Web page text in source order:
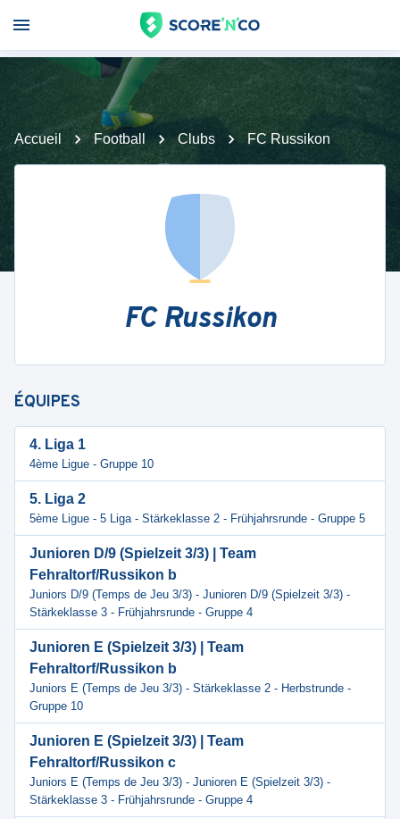
Accueil Football Clubs FC Russikon
FC Russikon
ÉQUIPES
4. Liga 1
4ème Ligue - Gruppe 10
5. Liga 2
5ème Ligue - 5 Liga - Stärkeklasse 2 - Frühjahrsrunde - Gruppe 5
Junioren D/9 (Spielzeit 3/3) | Team
Fehraltorf/Russikon b
Juniors D/9 (Temps de Jeu 3/3) - Junioren D/9 (Spielzeit 3/3) -
Stärkeklasse 3 - Frühjahrsrunde - Gruppe 4
Junioren E (Spielzeit 3/3) | Team
Fehraltorf/Russikon b
Juniors E (Temps de Jeu 3/3) - Stärkeklasse 2 - Herbstrunde -
Gruppe 10
Junioren E (Spielzeit 3/3) | Team
Fehraltorf/Russikon c
Juniors E (Temps de Jeu 3/3) - Junioren E (Spielzeit 3/3) -
Stärkeklasse 3 - Frühjahrsrunde - Gruppe 4